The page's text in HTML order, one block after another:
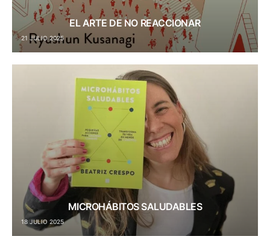
EL ARTE DE NO REACCIONAR
21 JULIO 2025
MICROHÁBITOS SALUDABLES
18 JULIO 2025